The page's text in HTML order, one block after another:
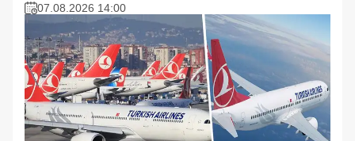
07.08.2026 14:00